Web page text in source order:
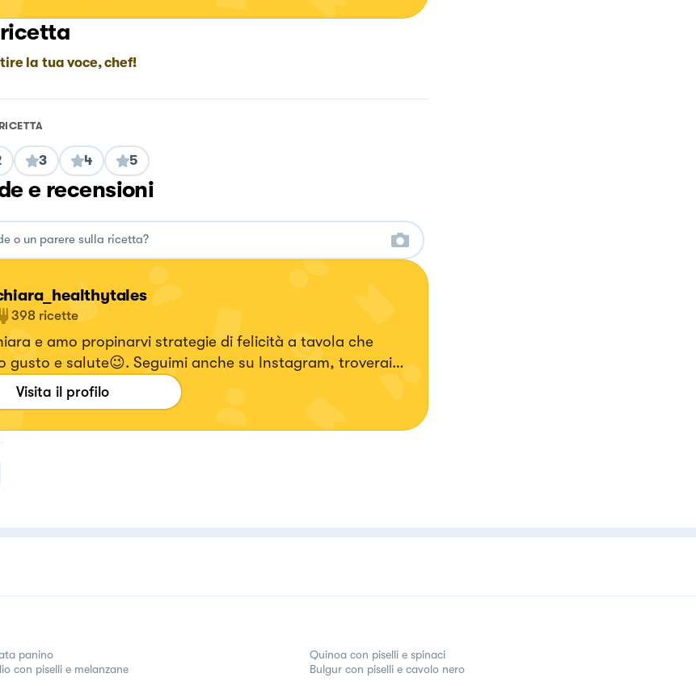
la tua voce, chef!
3 4 5
e recensioni
398 ricette
e amo propinarvi strategie di felicità a tavola che
gusto e salute😉. Seguimi anche su Instagram, troverai
delle ricette 🥰! 👉🏻ig : chiara_healthytales
Visita il profilo
panino
con piselli e melanzane
Quinoa con piselli e spinaci
Bulgur con piselli e cavolo nero